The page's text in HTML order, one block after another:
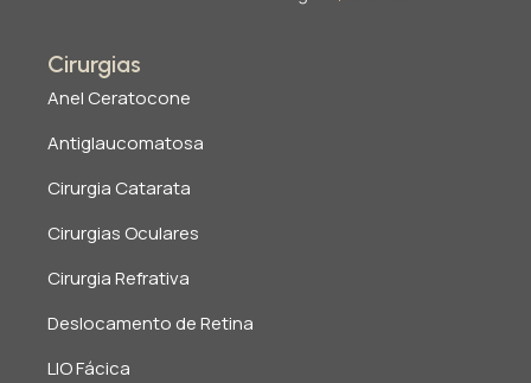
Cirurgias
Anel Ceratocone
Antiglaucomatosa
Cirurgia Catarata
Cirurgias Oculares
Cirurgia Refrativa
Deslocamento de Retina
LIO Fácica